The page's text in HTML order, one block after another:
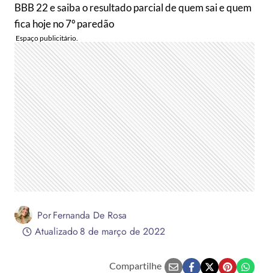
BBB 22 e saiba o resultado parcial de quem sai e quem
fica hoje no 7º paredão
PorFernanda De Rosa
Atualizado8 de março de 2022
Compartilhe